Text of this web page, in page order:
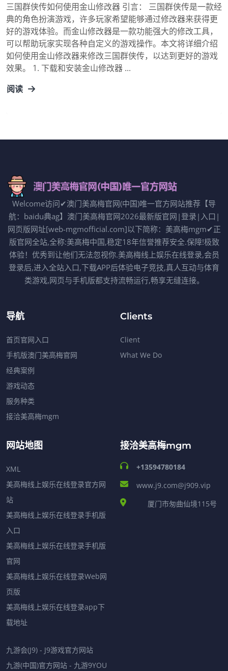
三国群侠传如何使用金山修改器 引言： 三国群侠传是一款经
典的角色扮演游戏，许多玩家希望能够通过修改器来获得更
好的游戏体验。而金山修改器是一款功能强大的修改工具，
可以帮助玩家实现各种自定义的游戏操作。本文将详细介绍
如何使用金山修改器来修改三国群侠传，以达到更好的游戏
效果。 1. 下载和安装金山修改器 ...
阅读
Welcome访问✔澳门美高梅官网(中国)唯一官方网站推荐【导
航：baidu典ag】澳门美高梅官网2026最新版官网|登录|入口|
网页版网址[web-mgmofficial.com]以下简称：美高梅mgm✔正
版官网全站,全称:美高梅中国,稳定18年信誉推荐安全.保障!极致
体验！优秀到让他们无法忽视你.美高梅线上娱乐在线登录,会员
登录后,进入全站入口,下载APP后体验电子竞技,真人互动与体育
类游戏,网页与手机版都支持流畅运行,畅享无缝连接。
导航
首页官网入口
手机版澳门美高梅官网
经典案例
游戏动态
服务种类
接洽美高梅mgm
Clients
Client
What We Do
网站地图
XML
美高梅线上娱乐在线登录官方网
站
美高梅线上娱乐在线登录手机版
入口
美高梅线上娱乐在线登录手机版
官网
美高梅线上娱乐在线登录Web网
页版
美高梅线上娱乐在线登录app下
载地址
九游会(J9) - J9游戏官方网站
九游(中国)官方网站 - 九游9YOU
接洽美高梅mgm
+13594780184
www.j9.com@j909.vip
厦门市匆曲仙境115号